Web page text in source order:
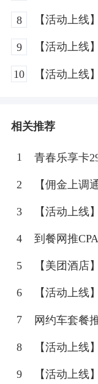
8 【活动上线
9
【活动上线
10
【活动上线
相关推荐
1 青春乐享卡
2
【佣金上调
3
【活动上线
4
到餐网推
5 【美团酒店
6 【活动上线
7 网约车套餐
8 【活动上线
9
【活动上线